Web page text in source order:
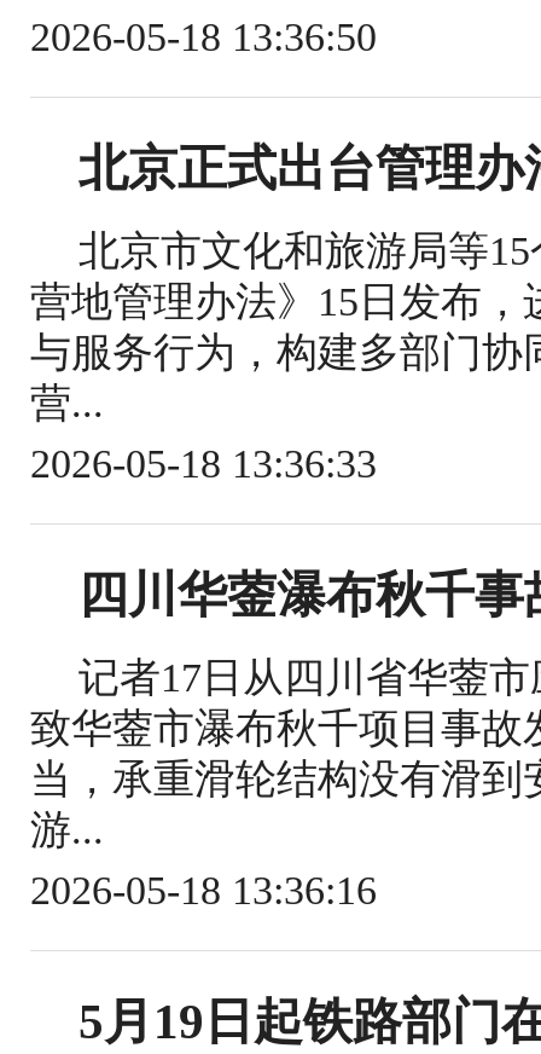
2026-05-18 13:36:50
北京正式出台管理
北京市文化和旅游局等
营地管理办法》15日发布
与服务行为，构建多部门
营...
2026-05-18 13:36:33
四川华蓥瀑布秋千
记者17日从四川省华蓥
致华蓥市瀑布秋千项目事
当，承重滑轮结构没有滑
游...
2026-05-18 13:36:16
5月19日起铁路部门